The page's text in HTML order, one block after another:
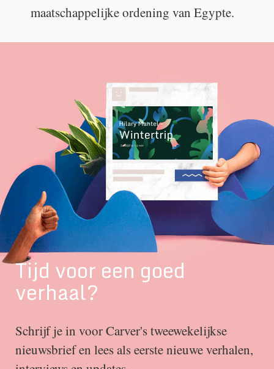
maatschappelijke ordening van Egypte.
Tijd voor een goed
verhaal?
Schrijf je in voor Carver's tweewekelijkse
nieuwsbrief en lees als eerste nieuwe verhalen,